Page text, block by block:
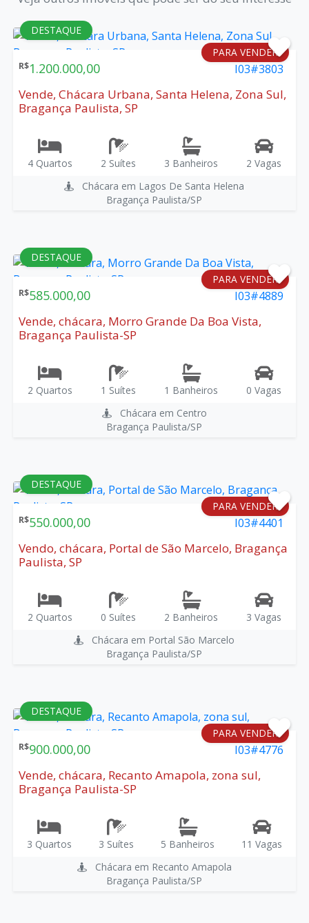
DESTAQUE
PARA VENDER
R$1.200.000,00 I03#3803
Vende, Chácara Urbana, Santa Helena, Zona Sul,
Bragança Paulista, SP
4 Quartos 2 Suítes 3 Banheiros
2 Vagas
Chácara em Lagos De Santa Helena
Bragança Paulista/SP
DESTAQUE
PARA VENDER
R$585.000,00 I03#4889
Vende, chácara, Morro Grande Da Boa Vista,
Bragança Paulista-SP
2 Quartos 1 Suítes 1 Banheiros
0 Vagas
Chácara em Centro
Bragança Paulista/SP
DESTAQUE
PARA VENDER
R$550.000,00 I03#4401
Vendo, chácara, Portal de São Marcelo, Bragança
Paulista, SP
2 Quartos 0 Suítes 2 Banheiros
3 Vagas
Chácara em Portal São Marcelo
Bragança Paulista/SP
DESTAQUE
PARA VENDER
R$900.000,00 I03#4776
Vende, chácara, Recanto Amapola, zona sul,
Bragança Paulista-SP
3 Quartos 3 Suítes 5 Banheiros
11 Vagas
Chácara em Recanto Amapola
Bragança Paulista/SP